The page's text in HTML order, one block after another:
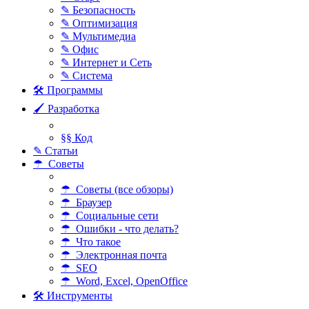
✎ Безопасность
✎ Оптимизация
✎ Мультимедиа
✎ Офис
✎ Интернет и Сеть
✎ Система
🛠 Программы
🖌 Разработка
§§ Код
✎ Статьи
☂ Советы
☂ Советы (все обзоры)
☂ Браузер
☂ Социальные сети
☂ Ошибки - что делать?
☂ Что такое
☂ Электронная почта
☂ SEO
☂ Word, Excel, OpenOffice
🛠 Инструменты